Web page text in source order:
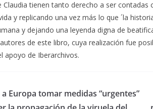
Claudia tienen tanto derecho a ser
y replicando una vez más lo que ´la
y dejando una leyenda digna de
de este libro, cuya realización fue
apoyo de Iberarchivos.
a Europa tomar medidas “urgentes”